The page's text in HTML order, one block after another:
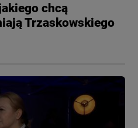
chcą
Trzaskowskiego